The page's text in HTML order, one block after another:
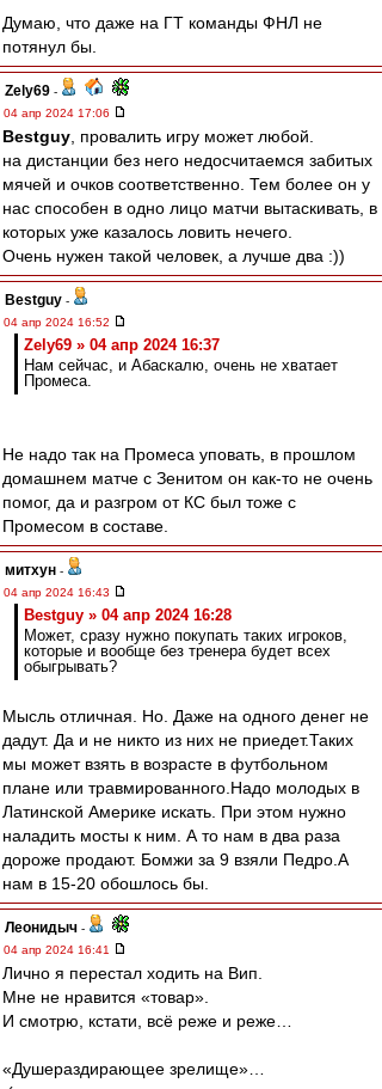
Думаю, что даже на ГТ команды ФНЛ не
потянул бы.
Zely69 -
04 апр 2024 17:06
Bestguy , провалить игру может любой.
на дистанции без него недосчитаемся забитых
мячей и очков соответственно. Тем более он у
нас способен в одно лицо матчи вытаскивать, в
которых уже казалось ловить нечего.
Очень нужен такой человек, а лучше два :))
Bestguy -
04 апр 2024 16:52
Zely69 » 04 апр 2024 16:37
Нам сейчас, и Абаскалю, очень не хватает
Промеса.
Не надо так на Промеса уповать, в прошлом
домашнем матче с Зенитом он как-то не очень
помог, да и разгром от КС был тоже с
Промесом в составе.
митхун -
04 апр 2024 16:43
Bestguy » 04 апр 2024 16:28
Может, сразу нужно покупать таких игроков,
которые и вообще без тренера будет всех
обыгрывать?
Мысль отличная. Но. Даже на одного денег не
дадут. Да и не никто из них не приедет.Таких
мы может взять в возрасте в футбольном
плане или травмированного.Надо молодых в
Латинской Америке искать. При этом нужно
наладить мосты к ним. А то нам в два раза
дороже продают. Бомжи за 9 взяли Педро.А
нам в 15-20 обошлось бы.
Леонидыч -
04 апр 2024 16:41
Лично я перестал ходить на Вип.
Мне не нравится «товар».
И смотрю, кстати, всё реже и реже…
«Душераздирающее зрелище»…